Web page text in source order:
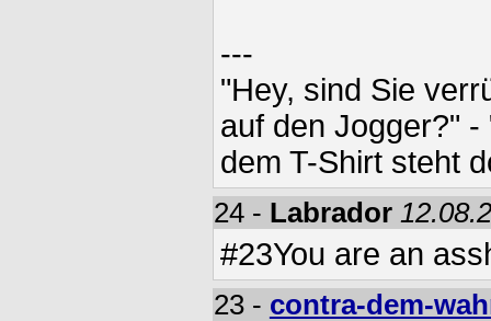
---
"Hey, sind Sie
auf den Jogger?"
dem T-Shirt steht
24 - Labrador
#23You are an
23 - contra-dem-